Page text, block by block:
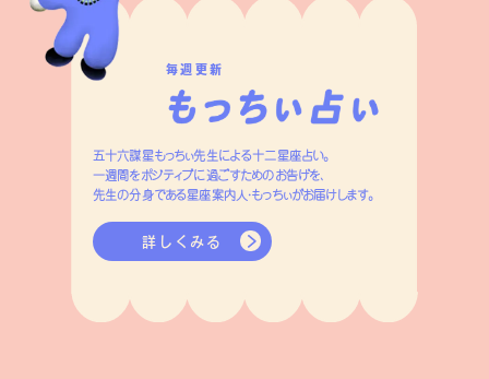
毎週更新
五十六謀星もっちぃ先生による十二星座占い。
一週間をポジティブに過ごすためのお告げを、
先生の分身である星座案内人・もっちぃがお届けします。
詳しくみる